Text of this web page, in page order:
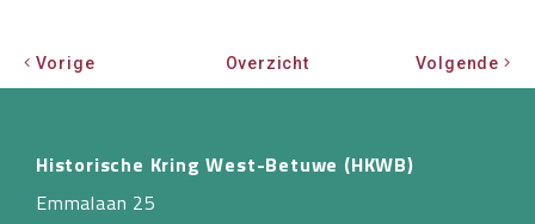
Vorige Overzicht Volgende
Historische Kring West-Betuwe (HKWB)
Emmalaan 25